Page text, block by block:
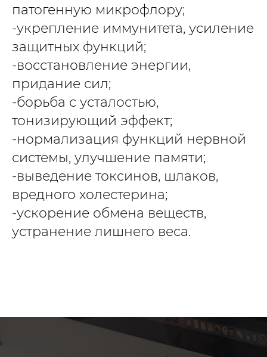
патогенную микрофлору;
-укрепление иммунитета, усиление
защитных функций;
-восстановление энергии,
придание сил;
-борьба с усталостью,
тонизирующий эффект;
-нормализация функций нервной
системы, улучшение памяти;
-выведение токсинов, шлаков,
вредного холестерина;
-ускорение обмена веществ,
устранение лишнего веса.